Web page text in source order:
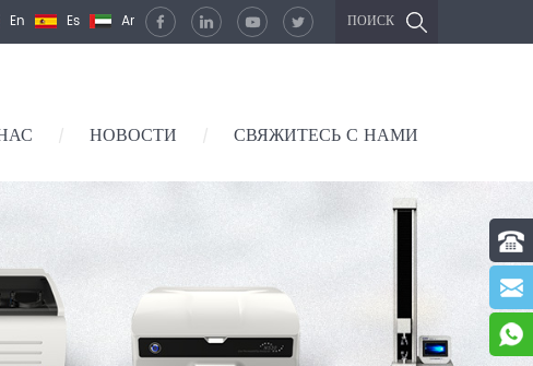
ПОИСК
En Es Ar
/ НОВОСТИ / СВЯЖИТЕСЬ С НАМИ